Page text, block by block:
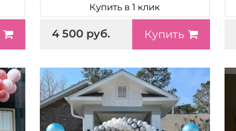
Купить в 1 клик
4 500 руб. Купить